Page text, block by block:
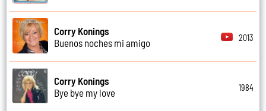
Corry Konings
Buenos noches mi amigo
2013
Corry Konings
Bye bye my love
1984